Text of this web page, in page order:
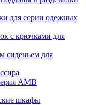
для серии одежных
с крючками для
сиденьем для
AMB
шкафы